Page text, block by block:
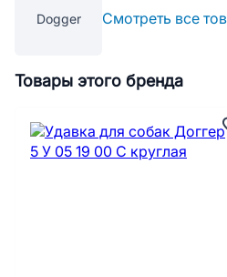
Dogger Смотреть все
Товары этого бренда